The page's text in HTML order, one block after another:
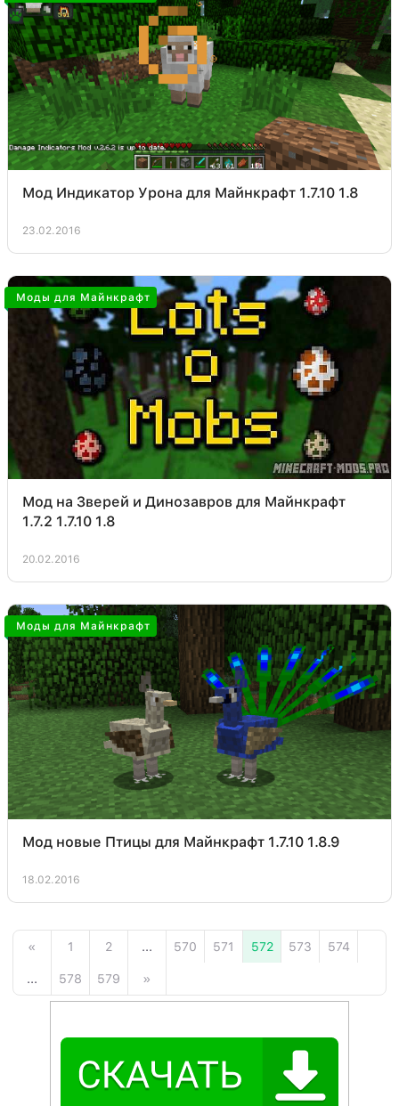
Мод Индикатор Урона для Майнкрафт 1.7.10 1.8
23.02.2016
Моды для Майнкрафт
Мод на Зверей и Динозавров для Майнкрафт
1.7.2 1.7.10 1.8
20.02.2016
Моды для Майнкрафт
Мод новые Птицы для Майнкрафт 1.7.10 1.8.9
18.02.2016
« 1 2 ... 570 571 572 573 574
... 578 579 »